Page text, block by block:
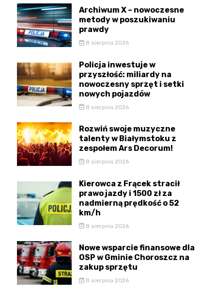
Archiwum X – nowoczesne
metody w poszukiwaniu
prawdy
8 sierpnia 2026
Policja inwestuje w
przyszłość: miliardy na
nowoczesny sprzęt i setki
nowych pojazdów
8 sierpnia 2026
Rozwiń swoje muzyczne
talenty w Białymstoku z
zespołem Ars Decorum!
8 sierpnia 2026
Kierowca z Frącek stracił
prawo jazdy i 1500 zł za
nadmierną prędkość o 52
km/h
8 sierpnia 2026
Nowe wsparcie finansowe dla
OSP w Gminie Choroszcz na
zakup sprzętu
8 sierpnia 2026